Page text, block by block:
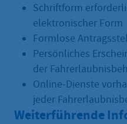
Schriftform
elektronischer Form
Formlose
Persönliches
der
Online-Dienste
jeder
Weiterführende